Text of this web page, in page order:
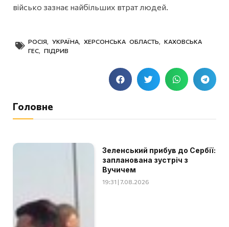
військо зазнає найбільших втрат людей.
РОСІЯ УКРАЇНА ХЕРСОНСЬКА ОБЛАСТЬ
КАХОВСЬКА
ГЕС
ПІДРИВ
Головне
Зеленський прибув до Сербії:
запланована зустріч з
Вучичем
19:31 | 7.08.2026